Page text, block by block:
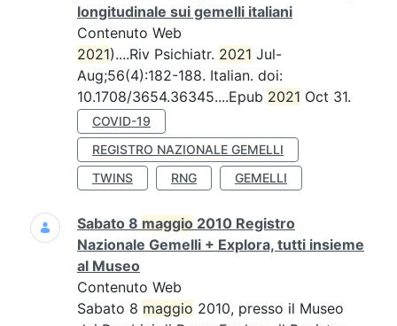
longitudinale sui gemelli italiani
Contenuto Web
2021)....Riv Psichiatr. 2021 Jul-
Aug;56(4):182-188. Italian. doi:
10.1708/3654.36345....Epub 2021 Oct 31.
COVID-19
REGISTRO NAZIONALE GEMELLI
TWINS
RNG GEMELLI
Sabato 8 maggio 2010 Registro
Nazionale Gemelli + Explora, tutti insieme
al Museo
Contenuto Web
Sabato 8 maggio 2010, presso il Museo